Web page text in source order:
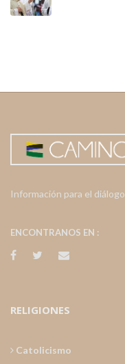
Información para el diálogo
ENCONTRANOS EN :
RELIGIONES
Catolicismo